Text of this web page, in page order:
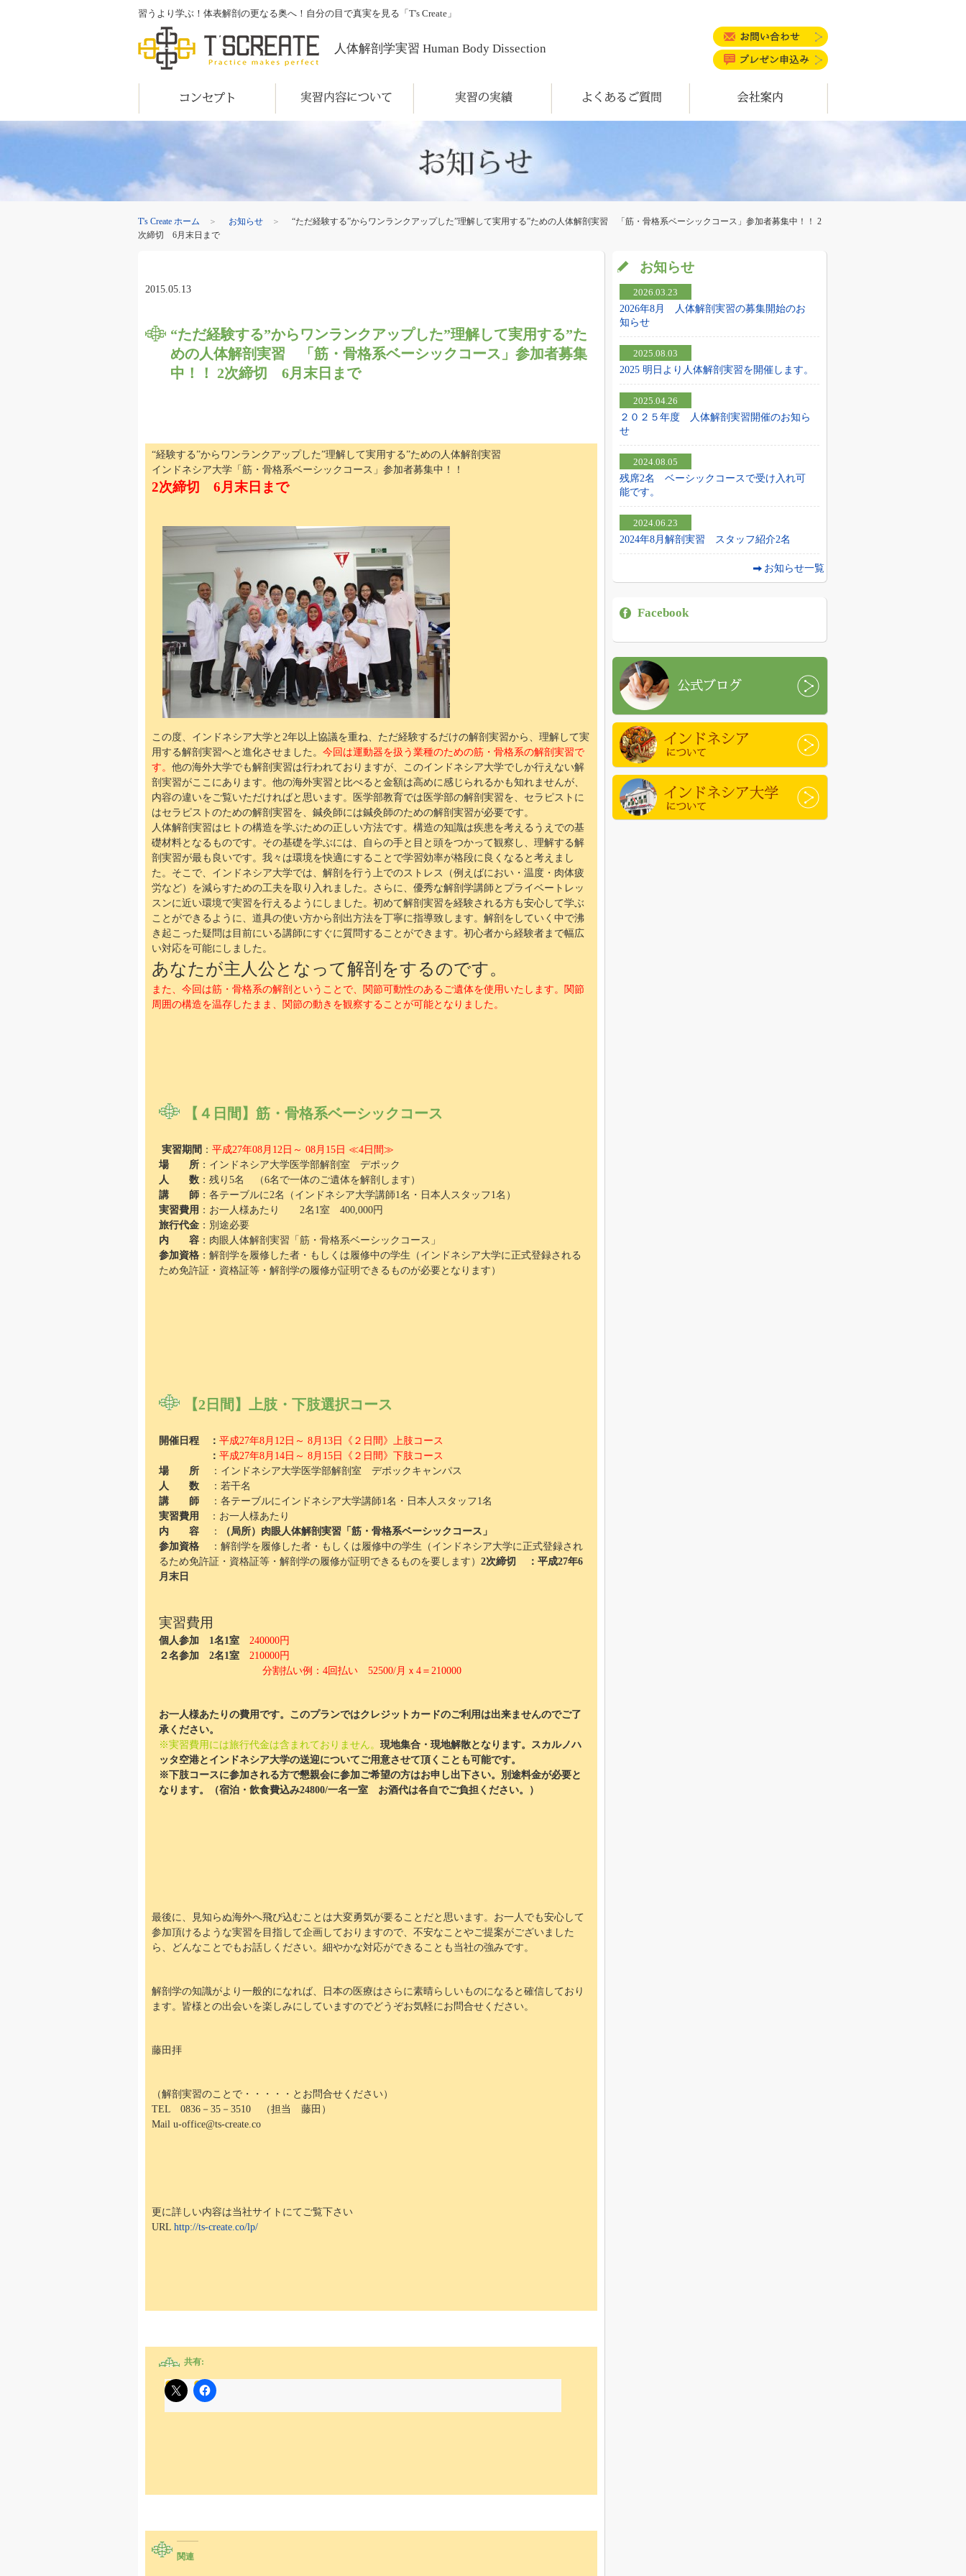
習うより学ぶ！体表解剖の更なる奥へ！自分の目で真実を見る「T's Create」
人体解剖学実習 Human Body Dissection
お問い合わせ
プレゼン申込み
T's Create ホーム ＞ お知らせ ＞
“ただ経験する”からワンランクアップした”理解して実用する”ための人体解剖実習 「筋・骨格系ベーシックコース」参加者募集中！！ 2
次締切 6月末日まで
2015.05.13
“ただ経験する”からワンランクアップした”理解して実用する”た
めの人体解剖実習 「筋・骨格系ベーシックコース」参加者募集
中！！ 2次締切 6月末日まで
“経験する”からワンランクアップした”理解して実用する”ための人体解剖実習
インドネシア大学「筋・骨格系ベーシックコース」参加者募集中！！
2次締切 6月末日まで
この度、インドネシア大学と2年以上協議を重ね、ただ経験するだけの解剖実習から、理解して実
用する解剖実習へと進化させました。今回は運動器を扱う業種のための筋・骨格系の解剖実習で
す。他の海外大学でも解剖実習は行われておりますが、このインドネシア大学でしか行えない解
剖実習がここにあります。他の海外実習と比べると金額は高めに感じられるかも知れませんが、
内容の違いをご覧いただければと思います。医学部教育では医学部の解剖実習を、セラピストに
はセラピストのための解剖実習を、鍼灸師には鍼灸師のための解剖実習が必要です。
人体解剖実習はヒトの構造を学ぶための正しい方法です。構造の知識は疾患を考えるうえでの基
礎材料となるものです。その基礎を学ぶには、自らの手と目と頭をつかって観察し、理解する解
剖実習が最も良いです。我々は環境を快適にすることで学習効率が格段に良くなると考えまし
た。 そこで、インドネシア大学では、解剖を行う上でのストレス（例えばにおい・温度・肉体疲
労など）を減らすための工夫を取り入れました。さらに、優秀な解剖学講師とプライベートレッ
スンに近い環境で実習を行えるようにしました。初めて解剖実習を経験される方も安心して学ぶ
ことができるように、道具の使い方から剖出方法を丁寧に指導致します。解剖をしていく中で沸
き起こった疑問は目前にいる講師にすぐに質問することができます。初心者から経験者まで幅広
い対応を可能にしました。
あなたが主人公となって解剖をするのです。
また、今回は筋・骨格系の解剖ということで、関節可動性のあるご遺体を使用いたします。関節
周囲の構造を温存したまま、関節の動きを観察することが可能となりました。
【４日間】 筋・骨格系ベーシックコース
実習期間 ： 平成27年08月12日～ 08月15日 ≪4日間≫
場 所：インドネシア大学医学部解剖室 デポック
人 数：残り5名 （6名で一体のご遺体を解剖します）
講 師：各テーブルに2名（インドネシア大学講師1名・日本人スタッフ1名）
実習費用 ：お一人様あたり 2名1室 400,000円
旅行代金：別途必要
内 容：肉眼人体解剖実習「筋・骨格系ベーシックコース」
参加資格：解剖学を履修した者・もしくは履修中の学生（インドネシア大学に正式登録される
ため免許証・資格証等・解剖学の履修が証明できるものが必要となります）
【2日間】 上肢・下肢選択コース
開催日程 ： 平成27年8月12日～ 8月13日《２日間》上肢コース
： 平成27年8月14日～ 8月15日《２日間》下肢コース
場 所
：インドネシア大学医学部解剖室 デポックキャンパス
人 数
：若干名
講 師
：各テーブルにインドネシア大学講師1名・日本人スタッフ1名
実習費用
：お一人様あたり
内 容
：
（局所）肉眼人体解剖実習「筋・骨格系ベーシックコース」
参加資格
：解剖学を履修した者・もしくは履修中の学生（インドネシア大学に正式登録され
るため免許証・資格証等・解剖学の履修が証明できるものを要します） 2次締切 ：平成27年6
月末日
実習費用
個人参加 1名1室 240000円
２名参加 2名1室 210000円
分割払い例：4回払い 52500/月ｘ4＝210000
お一人様あたりの費用です。このプランではクレジットカードのご利用は出来ませんのでご了
承ください。
※実習費用には旅行代金は含まれておりません。 現地集合・現地解散となります。スカルノハ
ッタ空港とインドネシア大学の送迎についてご用意させて頂くことも可能です。
※下肢コースに参加される方で懇親会に参加ご希望の方はお申し出下さい。別途料金が必要と
なります。（宿泊・飲食費込み24800/一名一室 お酒代は各自でご負担ください。）
最後に、見知らぬ海外へ飛び込むことは大変勇気が要ることだと思います。お一人でも安心して
参加頂けるような実習を目指して企画しておりますので、不安なことやご提案がございました
ら、どんなことでもお話しください。細やかな対応ができることも当社の強みです。
解剖学の知識がより一般的になれば、日本の医療はさらに素晴らしいものになると確信しており
ます。皆様との出会いを楽しみにしていますのでどうぞお気軽にお問合せください。
藤田拝
（解剖実習のことで・・・・・とお問合せください）
TEL 0836－35－3510 （担当 藤田）
Mail u-office@ts-create.co
更に詳しい内容は当社サイトにてご覧下さい
URLhttp://ts-create.co/lp/
共有:
関連
お知らせ
2026.03.23
2026年8月 人体解剖実習の募集開始のお
知らせ
2025.08.03
2025 明日より人体解剖実習を開催します。
2025.04.26
２０２５年度 人体解剖実習開催のお知ら
せ
2024.08.05
残席2名 ベーシックコースで受け入れ可
能です。
2024.06.23
2024年8月解剖実習 スタッフ紹介2名
お知らせ一覧
Facebook
公式ブログ
インドネシアについて
インドネシア大学について